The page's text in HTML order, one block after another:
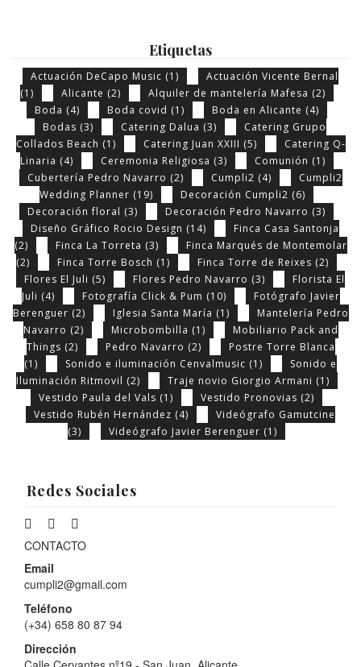
Etiquetas
Actuación DeCapo Music (1)
Actuación Vicente Bernal
(1)
Alicante (2) Alquiler de mantelería Mafesa (2)
Boda (4) Boda covid (1) Boda en Alicante (4)
Bodas (3) Catering Dalua (3)
Catering Grupo
Collados Beach (1) Catering Juan XXIII (5)
Catering Q-
Linaria (4) Ceremonia Religiosa (3) Comunión (1)
Cubertería Pedro Navarro (2) Cumpli2 (4)
Cumpli2
Wedding Planner (19) Decoración Cumpli2 (6)
Decoración floral (3) Decoración Pedro Navarro (3)
Diseño Gráfico Rocio Design (14)
Finca Casa Santonja
(2)
Finca La Torreta (3)
Finca Marqués de Montemolar
(2)
Finca Torre Bosch (1) Finca Torre de Reixes (2)
Flores El Juli (5) Flores Pedro Navarro (3)
Florista El
Juli (4) Fotografía Click & Pum (10)
Fotógrafo Javier
Berenguer (2) Iglesia Santa María (1)
Mantelería Pedro
Navarro (2) Microbombilla (1)
Mobiliario Pack and
Things (2) Pedro Navarro (2)
Postre Torre Blanca
(1)
Sonido e iluminación Cenvalmusic (1)
Sonido e
Iluminación Ritmovil (2) Traje novio Giorgio Armani (1)
Vestido Paula del Vals (1) Vestido Pronovias (2)
Vestido Rubén Hernández (4)
Videógrafo Gamutcine
(3)
Videógrafo Javier Berenguer (1)
Redes Sociales
CONTACTO
Email
cumpli2@gmail.com
Teléfono
(+34) 658 80 87 94
Dirección